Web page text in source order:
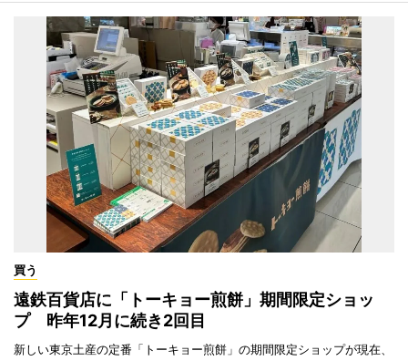
買う
遠鉄百貨店に「トーキョー煎餅」期間限定ショッ
プ 昨年12月に続き2回目
新しい東京土産の定番「トーキョー煎餅」の期間限定ショップが現在、